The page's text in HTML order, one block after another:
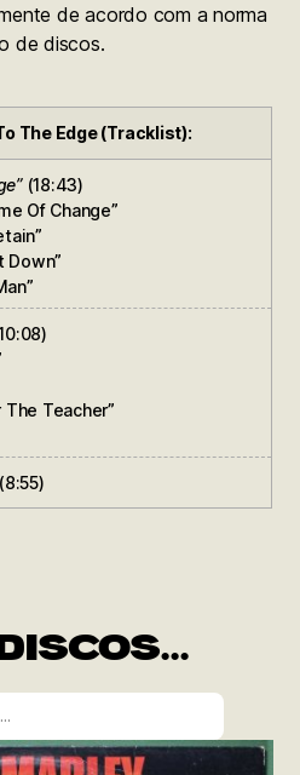
de acordo com a norma
de discos.
The Edge (Tracklist):
(18:43)
Of Change”
Down”
The Teacher”